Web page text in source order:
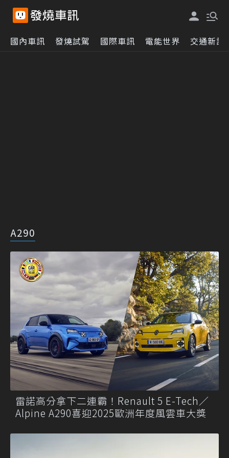
國內車訊 發燒試駕 國際車訊 電能世界 交通新訊
A290
雷諾高分拿下二連霸！Renault 5 E-Tech／
Alpine A290喜迎2025歐洲年度風雲車大獎